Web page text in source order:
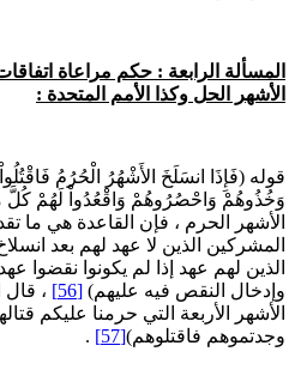
الرابعة : حكم مراعاة اتفاقات
الحل وكذا الأمم المتحدة :
(فَإِذَا انسَلَخَ الأَشْهُرُ الْحُرُمُ
الحرم ، فإن القاعدة هي ما
الذين لا عهد لهم بعد انسلاخ
لهم عهد إذا لم يكونوا نقضوا
النقص فيه عليهم)[56]
، قال
الأربعة التي حرمنا عليكم
فاقتلوهم)[57]
.